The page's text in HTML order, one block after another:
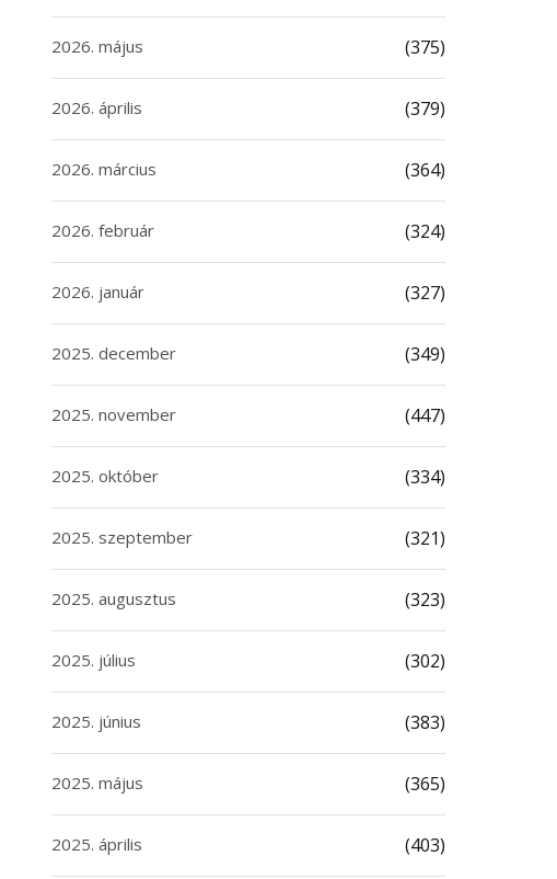
2026. május (375)
2026. április (379)
2026. március (364)
2026. február (324)
2026. január (327)
2025. december (349)
2025. november (447)
2025. október (334)
2025. szeptember (321)
2025. augusztus (323)
2025. július (302)
2025. június (383)
2025. május (365)
2025. április (403)